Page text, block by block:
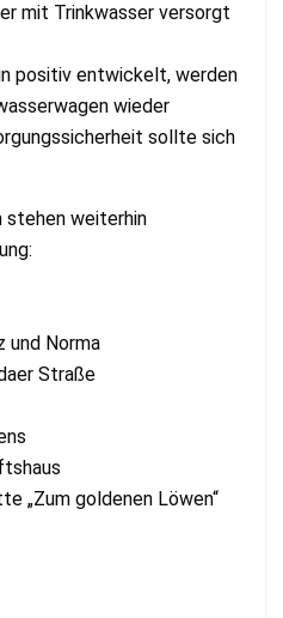
mit Trinkwasser versorgt
positiv entwickelt, werden
wieder
sollte sich
stehen weiterhin
und Norma
Straße
„Zum goldenen Löwen“